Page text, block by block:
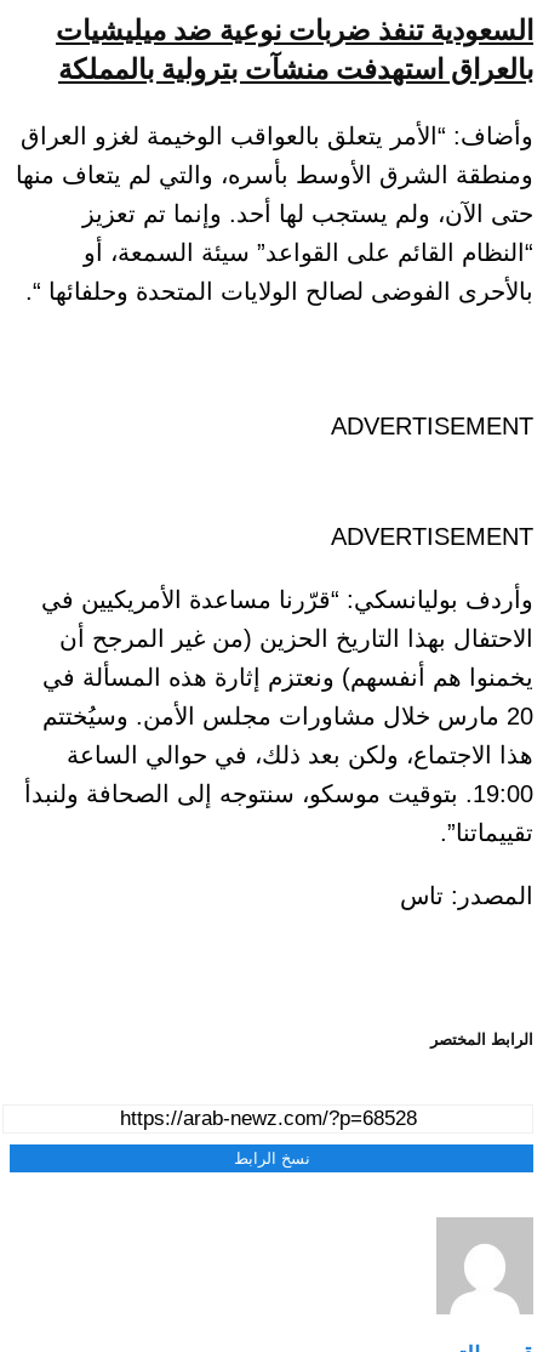
السعودية تنفذ ضربات نوعية ضد ميليشيات
بالعراق استهدفت منشآت بترولية بالمملكة
وأضاف: “الأمر يتعلق بالعواقب الوخيمة لغزو العراق
ومنطقة الشرق الأوسط بأسره، والتي لم يتعاف منها
حتى الآن، ولم يستجب لها أحد. وإنما تم تعزيز
“النظام القائم على القواعد” سيئة السمعة، أو
بالأحرى الفوضى لصالح الولايات المتحدة وحلفائها “.
ADVERTISEMENT
ADVERTISEMENT
وأردف بوليانسكي: “قرّرنا مساعدة الأمريكيين في
الاحتفال بهذا التاريخ الحزين (من غير المرجح أن
يخمنوا هم أنفسهم) ونعتزم إثارة هذه المسألة في
20 مارس خلال مشاورات مجلس الأمن. وسيُختتم
هذا الاجتماع، ولكن بعد ذلك، في حوالي الساعة
19:00. بتوقيت موسكو، سنتوجه إلى الصحافة ولنبدأ
تقييماتنا”.
المصدر: تاس
الرابط المختصر
نسخ الرابط